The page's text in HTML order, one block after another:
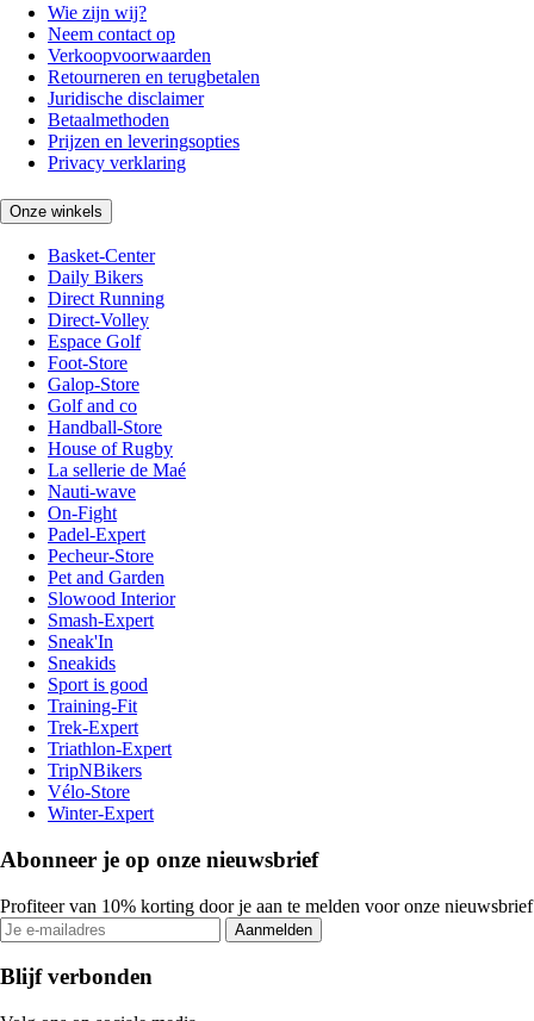
Wie zijn wij?
Neem contact op
Verkoopvoorwaarden
Retourneren en terugbetalen
Juridische disclaimer
Betaalmethoden
Prijzen en leveringsopties
Privacy verklaring
Onze winkels
Basket-Center
Daily Bikers
Direct Running
Direct-Volley
Espace Golf
Foot-Store
Galop-Store
Golf and co
Handball-Store
House of Rugby
La sellerie de Maé
Nauti-wave
On-Fight
Padel-Expert
Pecheur-Store
Pet and Garden
Slowood Interior
Smash-Expert
Sneak'In
Sneakids
Sport is good
Training-Fit
Trek-Expert
Triathlon-Expert
TripNBikers
Vélo-Store
Winter-Expert
Abonneer je op onze nieuwsbrief
Profiteer van 10% korting door je aan te melden voor onze nieuwsbrief
Aanmelden
Blijf verbonden